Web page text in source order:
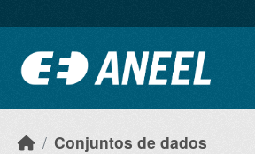
Conjuntos de dados